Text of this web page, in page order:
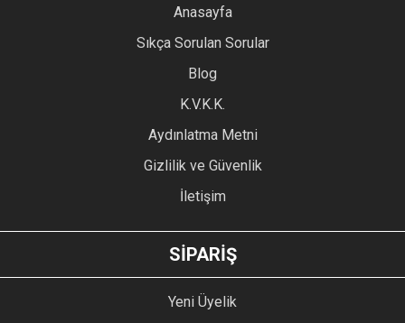
YORUM YAZ
Ürün resmi kalitesiz, bozuk veya görüntülenemiyor.
Ürün açıklamasında eksik bilgiler bulunuyor.
Ürün bilgilerinde hatalar bulunuyor.
Ürün fiyatı diğer sitelerden daha pahalı.
GÖNDER
Anasayfa
Sıkça Sorulan Sorular
Blog
K.V.K.K.
Aydınlatma Metni
Gizlilik ve Güvenlik
İletişim
SİPARİŞ
Yeni Üyelik